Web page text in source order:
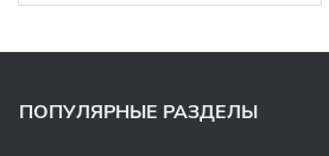
ПОПУЛЯРНЫЕ РАЗДЕЛЫ